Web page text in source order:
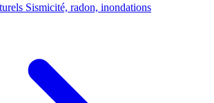
Sismicité, radon, inondations